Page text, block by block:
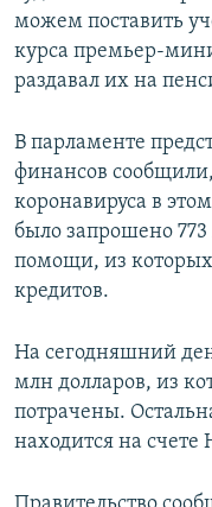
можем поставить
курса премьер-
раздавал их на
В парламенте
финансов
коронавируса в
было запрошено
помощи, из которых
кредитов.
На сегодняшний
млн долларов, из
потрачены.
находится на